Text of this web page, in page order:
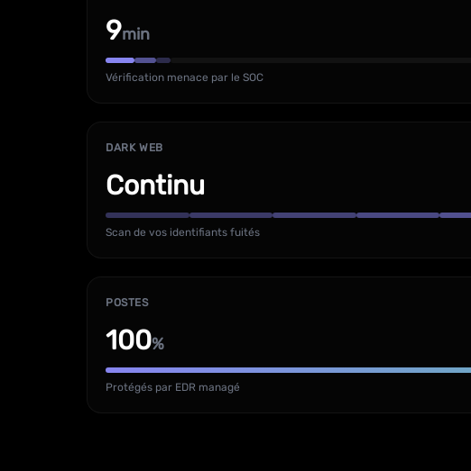
9min
Vérification menace par le SOC
DARK WEB
Continu
Scan de vos identifiants fuités
POSTES
100%
Protégés par EDR managé